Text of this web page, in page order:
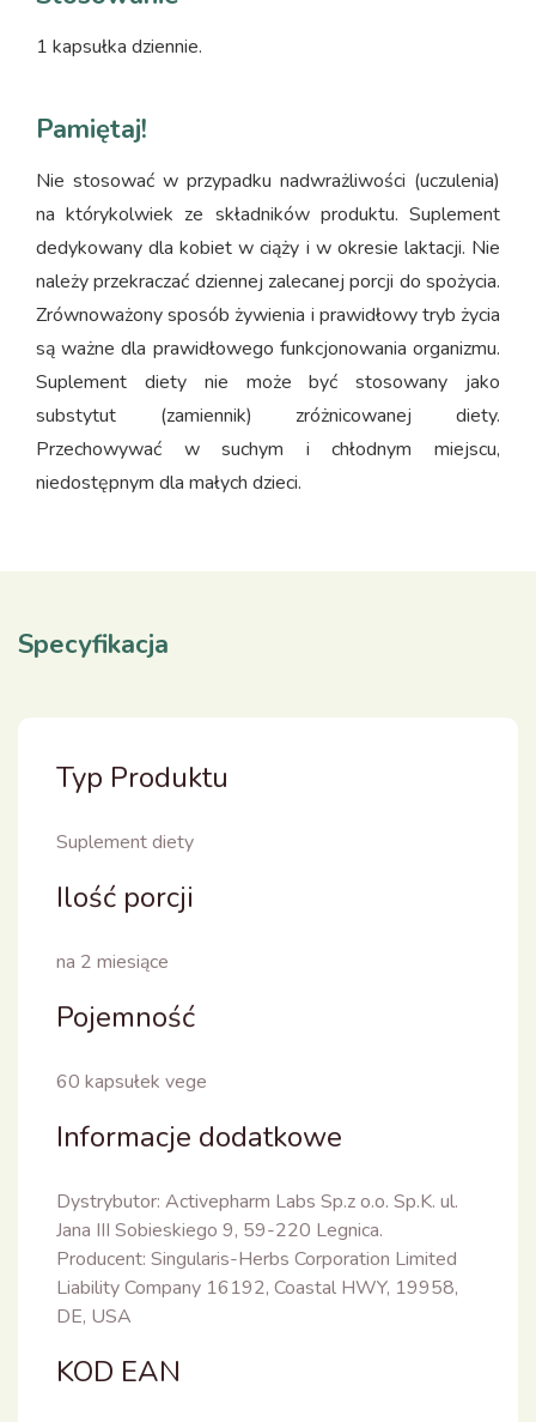
1 kapsułka dziennie.
Pamiętaj!
Nie stosować w przypadku nadwrażliwości (uczulenia)
na którykolwiek ze składników produktu. Suplement
dedykowany dla kobiet w ciąży i w okresie laktacji. Nie
należy przekraczać dziennej zalecanej porcji do spożycia.
Zrównoważony sposób żywienia i prawidłowy tryb życia
są ważne dla prawidłowego funkcjonowania organizmu.
Suplement diety nie może być stosowany jako
substytut (zamiennik) zróżnicowanej diety.
Przechowywać w suchym i chłodnym miejscu,
niedostępnym dla małych dzieci.
Specyfikacja
Typ Produktu
Suplement diety
Ilość porcji
na 2 miesiące
Pojemność
60 kapsułek vege
Informacje dodatkowe
Dystrybutor: Activepharm Labs Sp.z o.o. Sp.K. ul.
Jana III Sobieskiego 9, 59-220 Legnica.
Producent: Singularis-Herbs Corporation Limited
Liability Company 16192, Coastal HWY, 19958,
DE, USA
KOD EAN